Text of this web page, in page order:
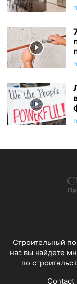
Строительный
нас вы найдете
по
Contact